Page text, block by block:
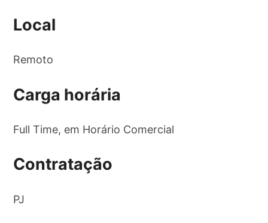
Local
Remoto
Carga horária
Full Time, em Horário Comercial
Contratação
PJ